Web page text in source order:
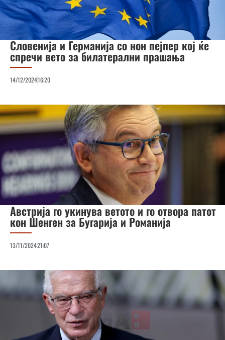
Словенија и Германија со нон пејпер кој ќе
спречи вето за билатерални прашања
14/12/202416:20
Австрија го укинува ветото и го отвора патот
кон Шенген за Бугарија и Романија
13/11/202421:07